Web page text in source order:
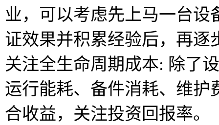
业，可以考虑先上马一台
证效果并积累经验后，再逐
关注全生命周期成本: 除了
运行能耗、备件消耗、维护
合收益，关注投资回报率。